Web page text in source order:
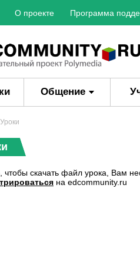
О проекте Программа
Общение
чтобы скачать файл урока, Вам
на edcommunity.ru